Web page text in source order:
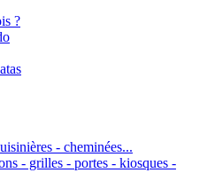
?
- cheminées...
- grilles - portes - kiosques -